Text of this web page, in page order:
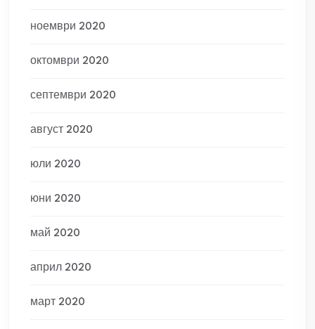
ноември 2020
октомври 2020
септември 2020
август 2020
юли 2020
юни 2020
май 2020
април 2020
март 2020